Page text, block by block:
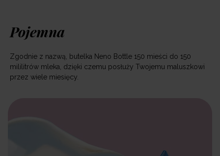
Pojemna
Zgodnie z nazwą, butelka Neno Bottle 150 mieści do 150
mililitrów mleka, dzięki czemu posłuży Twojemu maluszkowi
przez wiele miesięcy.